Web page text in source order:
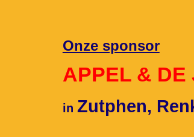
Onze sponsor
APPEL &
in Zutphen,